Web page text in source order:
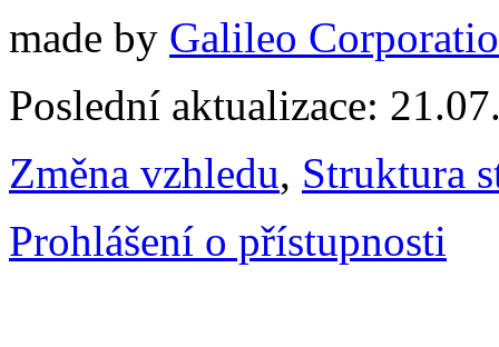
made by Galileo
Poslední aktualizace:
Změna vzhledu, Struktura
Prohlášení o přístupnosti